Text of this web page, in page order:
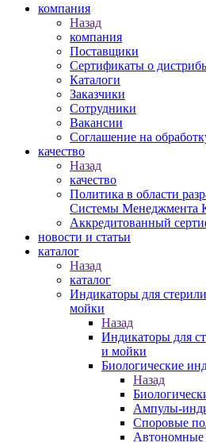
компания
Назад
компания
Поставщики
Сертификаты о
Каталоги
Заказчики
Сотрудники
Вакансии
Соглашение на
качество
Назад
качество
Политика в области
Системы Менеджмента
Аккредитованный
новости и статьи
каталог
Назад
каталог
Индикаторы для
мойки
Назад
Индикаторы для
и мойки
Биологические
Назад
Ампулы-
Споровые
Автономные